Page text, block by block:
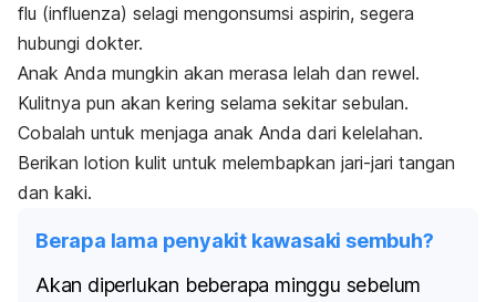
flu (influenza) selagi mengonsumsi aspirin, segera
hubungi dokter.
Anak Anda mungkin akan merasa lelah dan rewel.
Kulitnya pun akan kering selama sekitar sebulan.
Cobalah untuk menjaga anak Anda dari kelelahan.
Berikan lotion kulit untuk melembapkan jari-jari tangan
dan kaki.
Berapa lama penyakit kawasaki sembuh?
Akan diperlukan beberapa minggu sebelum